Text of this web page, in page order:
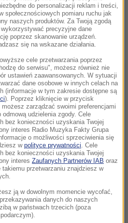
osobowy uderzył w
wyniku czego jedna osoba
Góry-Świerklaniec była
6:30.
na DK 8 w Polanicy Górnej
na budowie w Łazach. Są
w Radwanie. Nie żyje
pod ciężarówkę.
do personalizacji reklam i treści,
społecznościowych pomiaru ruchu jak
naszych produktów. Za Twoją zgodą
precyzyjne dane
poprzez skanowanie urządzeń.
się na wskazane działania.
cele przetwarzania poprzez
do serwisu", możesz również nie
ustawień zaawansowanych. W sytuacji
dane osobowe w innych celach na
(informacje w tym zakresie dostępne są
). Poprzez kliknięcie w przycisk
zarządzać swoimi preferencjami
udzielenia zgody. Cele
bez konieczności uzyskania Twojej
interes Radio Muzyka Fakty Grupa
o możliwości sprzeciwienia się
w polityce prywatności . Cele
bez konieczności uzyskania Twojej
interes Zaufanych Partnerów IAB oraz
przetwarzaniu znajdziesz w
ją w dowolnym momencie wycofać,
danych do naszych
w państwach trzecich (poza